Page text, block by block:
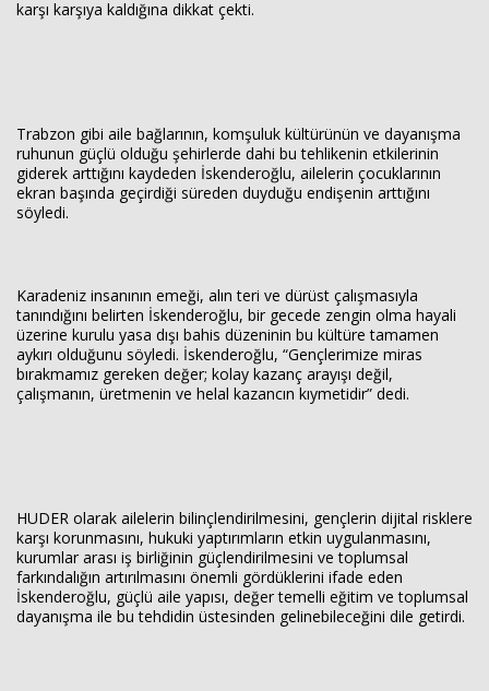
karşı karşıya kaldığına dikkat çekti.
Trabzon gibi aile bağlarının, komşuluk kültürünün ve dayanışma
ruhunun güçlü olduğu şehirlerde dahi bu tehlikenin etkilerinin
giderek arttığını kaydeden İskenderoğlu, ailelerin çocuklarının
ekran başında geçirdiği süreden duyduğu endişenin arttığını
söyledi.
Karadeniz insanının emeği, alın teri ve dürüst çalışmasıyla
tanındığını belirten İskenderoğlu, bir gecede zengin olma hayali
üzerine kurulu yasa dışı bahis düzeninin bu kültüre tamamen
aykırı olduğunu söyledi. İskenderoğlu, “Gençlerimize miras
bırakmamız gereken değer; kolay kazanç arayışı değil,
çalışmanın, üretmenin ve helal kazancın kıymetidir” dedi.
HUDER olarak ailelerin bilinçlendirilmesini, gençlerin dijital risklere
karşı korunmasını, hukuki yaptırımların etkin uygulanmasını,
kurumlar arası iş birliğinin güçlendirilmesini ve toplumsal
farkındalığın artırılmasını önemli gördüklerini ifade eden
İskenderoğlu, güçlü aile yapısı, değer temelli eğitim ve toplumsal
dayanışma ile bu tehdidin üstesinden gelinebileceğini dile getirdi.